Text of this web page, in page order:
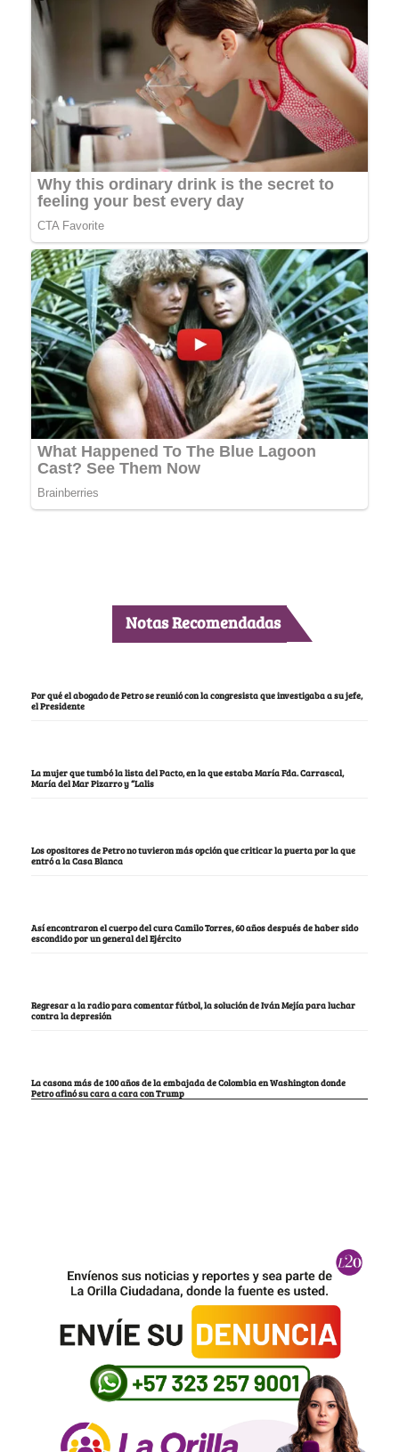
Notas Recomendadas
Por qué el abogado de Petro se reunió con la congresista que investigaba a su jefe,
el Presidente
La mujer que tumbó la lista del Pacto, en la que estaba María Fda. Carrascal,
María del Mar Pizarro y “Lalis
Los opositores de Petro no tuvieron más opción que criticar la puerta por la que
entró a la Casa Blanca
Así encontraron el cuerpo del cura Camilo Torres, 60 años después de haber sido
escondido por un general del Ejército
Regresar a la radio para comentar fútbol, la solución de Iván Mejía para luchar
contra la depresión
La casona más de 100 años de la embajada de Colombia en Washington donde
Petro afinó su cara a cara con Trump